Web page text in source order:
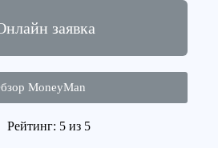
заявка
MoneyMan
Рейтинг: 5 из 5